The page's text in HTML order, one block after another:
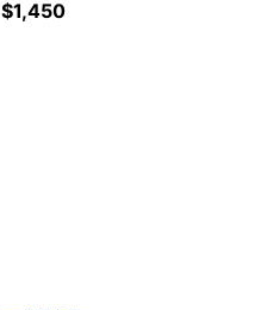
$1,450